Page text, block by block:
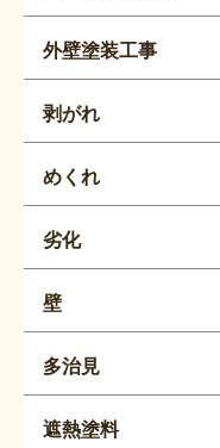
外壁塗装工事
剥がれ
めくれ
劣化
壁
多治見
遮熱塗料